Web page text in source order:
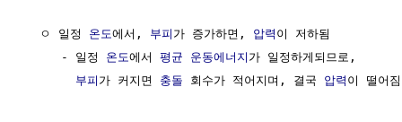
  ㅇ 일정
온도에서, 부피 가 증가하면, 압력 이 저하됨
     - 일정
온도에서 평균 운동에너지 가 일정하게되므로,
부피 가 커지면 충돌 회수가 적어지며, 결국 압력 이 떨어짐